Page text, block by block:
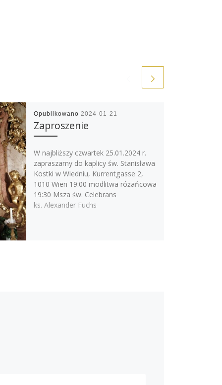
Opublikowano 2024-01-21
Zaproszenie
W najbliższy czwartek 25.01.2024 r.
zapraszamy do kaplicy św. Stanisława
Kostki w Wiedniu, Kurrentgasse 2,
1010 Wien 19:00 modlitwa różańcowa
19:30 Msza św. Celebrans
ks. Alexander Fuchs